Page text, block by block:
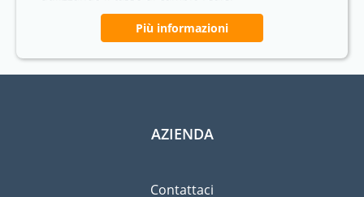
Più informazioni
AZIENDA
Contattaci